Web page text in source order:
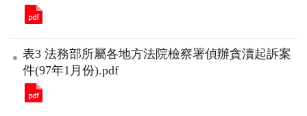
表3 法務部所屬各地方法院檢察署偵辦貪瀆起訴案
件(97年1月份).pdf